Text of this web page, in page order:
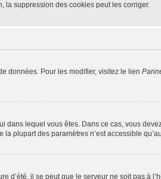
la suppression des cookies peut les corriger.
données. Pour les modifier, visitez le lien
dans lequel vous êtes. Dans ce cas, vous
plupart des paramètres n’est accessible
d’été, il se peut que le serveur ne soit pas à